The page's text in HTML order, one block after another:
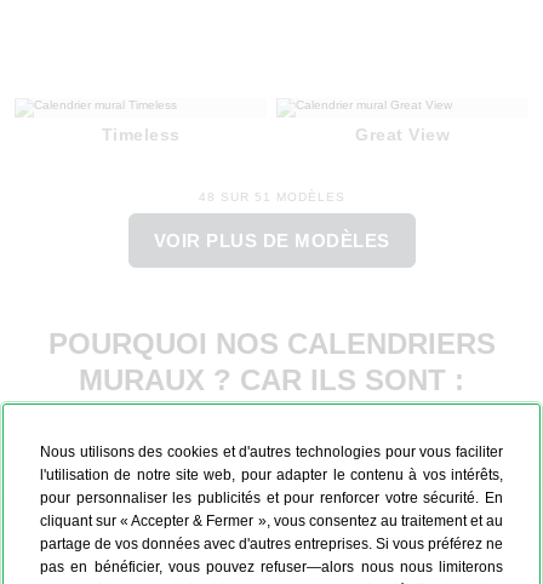
Nous utilisons des cookies et d'autres technologies pour vous faciliter
l'utilisation de notre site web, pour adapter le contenu à vos intérêts,
pour personnaliser les publicités et pour renforcer votre sécurité. En
cliquant sur « Accepter & Fermer », vous consentez au traitement et au
partage de vos données avec d'autres entreprises. Si vous préférez ne
pas en bénéficier, vous pouvez refuser—alors nous nous limiterons
Timeless Great View
48 SUR 51 MODÈLES
VOIR PLUS DE MODÈLES
POURQUOI NOS CALENDRIERS
MURAUX ? CAR ILS SONT :